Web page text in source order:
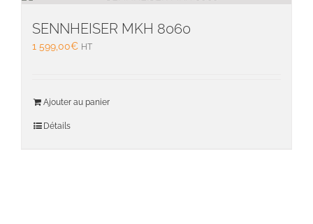
SENNHEISER MKH 8060
1 599,00€ HT
Ajouter au panier
Détails